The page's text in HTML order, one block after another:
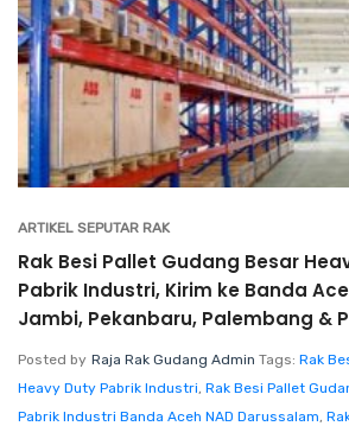
ARTIKEL SEPUTAR RAK
Rak Besi Pallet Gudang Besar
Pabrik Industri, Kirim ke Banda
Jambi, Pekanbaru, Palembang &
Posted by Raja Rak Gudang Admin Tags: Rak
Heavy Duty Pabrik Industri, Rak Besi Pallet
Pabrik Industri Banda Aceh NAD Darussalam,